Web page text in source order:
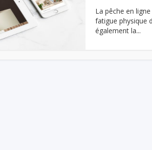
La pêche en
fatigue physique
également la...